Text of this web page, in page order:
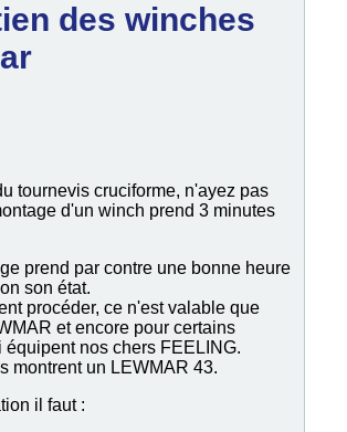
des winches
tournevis cruciforme, n'ayez pas
d'un winch prend 3 minutes
prend par contre une bonne heure
son état.
procéder, ce n'est valable que
et encore pour certains
équipent nos chers FEELING.
montrent un LEWMAR 43.
il faut :